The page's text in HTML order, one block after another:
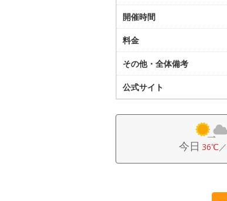
開催時間
料金
その他・全体備考
公式サイト
今日 36℃／